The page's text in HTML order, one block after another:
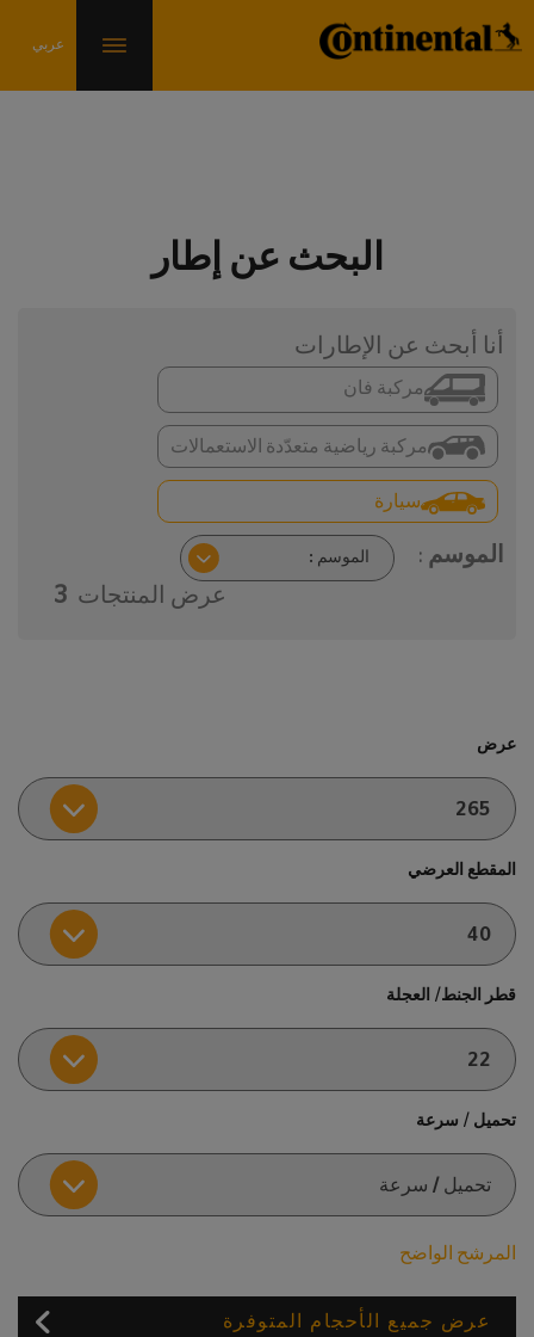
البحث عن إطار
أنا أبحث عن الإطارات
سيارة
مركبة رياضية متعدّدة الاستعمالات
مركبة فان
الموسم :
عرض المنتجات 3
عرض
المقطع العرضي
قطر الجنط/ العجلة
تحميل / سرعة
المرشح الواضح
عرض جميع الأحجام المتوفرة